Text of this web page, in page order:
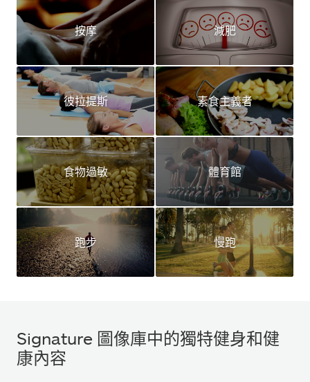
按摩 減肥
彼拉提斯 素食主義者
食物過敏 體育館
跑步 慢跑
Signature 圖像庫中的獨特健身和健
康內容